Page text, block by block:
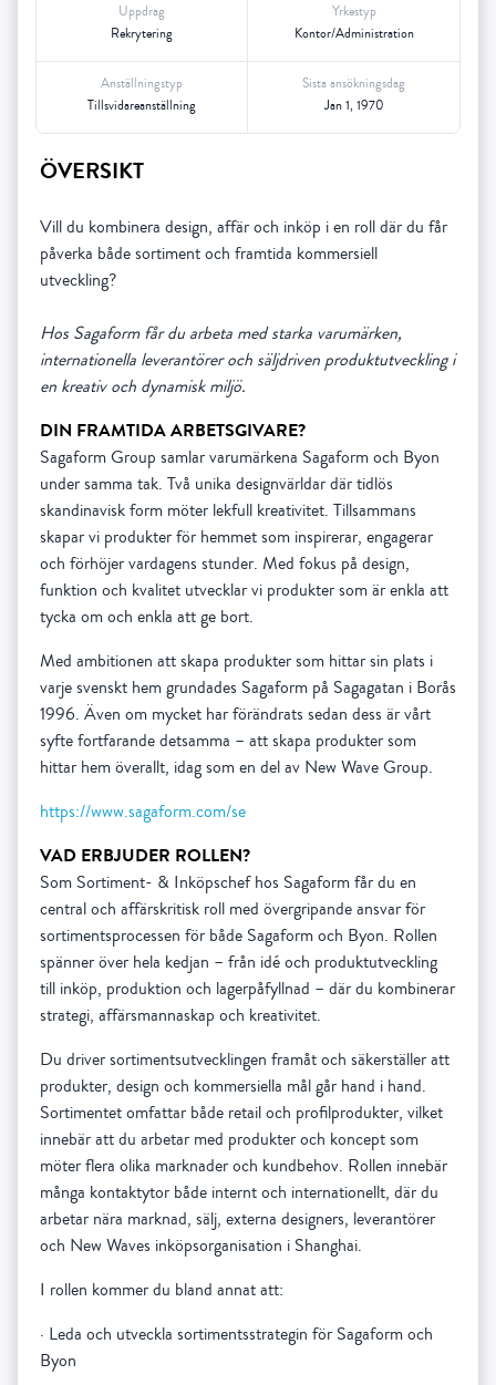
Rekrytering
Uppdrag
Kontor/Administration
Yrkestyp
Tillsvidareanställning
Anställningstyp
Jan 1, 1970
Sista ansökningsdag
ÖVERSIKT
Vill du kombinera design, affär och inköp i en roll där du får
påverka både sortiment och framtida kommersiell
utveckling?
Hos Sagaform får du arbeta med starka varumärken,
internationella leverantörer och säljdriven produktutveckling i
en kreativ och dynamisk miljö.
DIN FRAMTIDA ARBETSGIVARE?
Sagaform Group samlar varumärkena Sagaform och Byon
under samma tak. Två unika designvärldar där tidlös
skandinavisk form möter lekfull kreativitet. Tillsammans
skapar vi produkter för hemmet som inspirerar, engagerar
och förhöjer vardagens stunder. Med fokus på design,
funktion och kvalitet utvecklar vi produkter som är enkla att
tycka om och enkla att ge bort.
Med ambitionen att skapa produkter som hittar sin plats i
varje svenskt hem grundades Sagaform på Sagagatan i Borås
1996. Även om mycket har förändrats sedan dess är vårt
syfte fortfarande detsamma – att skapa produkter som
hittar hem överallt, idag som en del av New Wave Group.
https://www.sagaform.com/se
VAD ERBJUDER ROLLEN?
Som Sortiment- & Inköpschef hos Sagaform får du en
central och affärskritisk roll med övergripande ansvar för
sortimentsprocessen för både Sagaform och Byon. Rollen
spänner över hela kedjan – från idé och produktutveckling
till inköp, produktion och lagerpåfyllnad – där du kombinerar
strategi, affärsmannaskap och kreativitet.
Du driver sortimentsutvecklingen framåt och säkerställer att
produkter, design och kommersiella mål går hand i hand.
Sortimentet omfattar både retail och profilprodukter, vilket
innebär att du arbetar med produkter och koncept som
möter flera olika marknader och kundbehov. Rollen innebär
många kontaktytor både internt och internationellt, där du
arbetar nära marknad, sälj, externa designers, leverantörer
och New Waves inköpsorganisation i Shanghai.
I rollen kommer du bland annat att:
· Leda och utveckla sortimentsstrategin för Sagaform och
Byon